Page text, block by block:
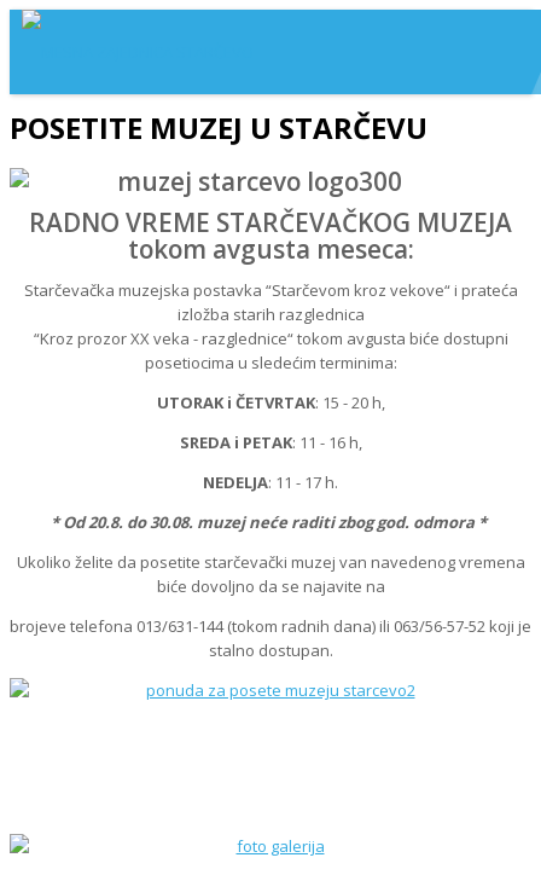
POSETITE MUZEJ U STARČEVU
RADNO VREME STARČEVAČKOG MUZEJA
tokom avgusta meseca:
Starčevačka muzejska postavka “Starčevom kroz vekove“ i prateća
izložba starih razglednica
“Kroz prozor XX veka - razglednice“ tokom avgusta biće dostupni
posetiocima u sledećim terminima:
UTORAK i ČETVRTAK: 15 - 20 h,
SREDA i PETAK: 11 - 16 h,
NEDELJA: 11 - 17 h.
* Od 20.8. do 30.08. muzej neće raditi zbog god. odmora *
Ukoliko želite da posetite starčevački muzej van navedenog vremena
biće dovoljno da se najavite na
brojeve telefona 013/631-144 (tokom radnih dana) ili 063/56-57-52 koji je
stalno dostupan.